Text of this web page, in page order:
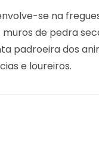
se na
de pedra
padroeira dos
e loureiros.